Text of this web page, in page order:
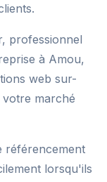
professionnel
à Amou,
web sur-
votre marché
référencement
lorsqu'ils